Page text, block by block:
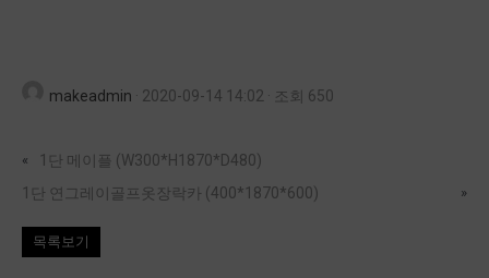
makeadmin · 2020-09-14 14:02 · 조회 650
«
1단 메이플 (W300*H1870*D480)
1단 연그레이골프옷장락카 (400*1870*600)
»
목록보기